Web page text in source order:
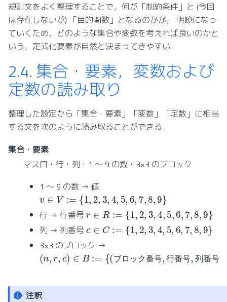
規則文をよく整理することで，何が「制約条件」と (今回
は存在しないが) 「目的関数」となるのかが， 明瞭になっ
ていくため，どのような集合や変数を考えれば良いのかと
いう，定式化要素が自然と決まってきやすい．
2.4. 集合・要素，変数および
定数の読み取り
整理した設定から「集合・要素」「変数」「定数」に相当
する文を次のように読み取ることができる．
集合・要素
マス目・行・列・1 ～ 9 の数・3×3 のブロック
1 ～ 9 の数 → 値
v ∈V :={ 1 ,3 4,5 ,6 7 8 9}
行 → 行番号 r∈R :={ 1 ,3 4,5 ,6 7 8 9}
列 → 列番号 c ∈C :={1 3, 4,5 ,6 7 8 9}
3×3 のブロック →
ブ ロ ッ ク 番 号 行 番 号 列 番 号
(n, ,c ∈B := (ブ ック番号,行番 号,列番号)}
注釈